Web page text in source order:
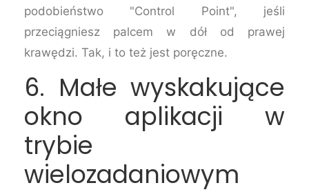
podobieństwo "Control Point", jeśli
przeciągniesz palcem w dół od prawej
krawędzi. Tak, i to też jest poręczne.
6. Małe wyskakujące
okno aplikacji w
trybie
wielozadaniowym